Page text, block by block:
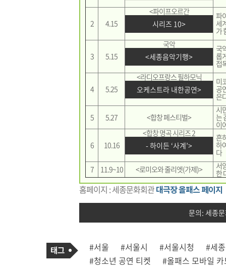
2 4.15
<파이프오르간
시리즈 10>
파
세
가
3 5.15
국악
<세종음악기행>
국
롭
접
4 5.25
<라디오프랑스 필하모닉
오케스트라 내한공연>
미
공
은
5 5.27 <합창 페스티벌>
시
는
이
6
10.16
<합창 명곡 시리즈 2
- 하이든 ‘사계’>
흔
하
다
7
11.9~10 <로미오와 줄리엣(가제)> 서
한
홈페이지 : 세종문화회관대극장 올패스 페이지
문의: 세종
사
관
련
태
그
#서울 #서울시 #서울시청
#세
#청소년 공연 티켓
#올패스 모바일